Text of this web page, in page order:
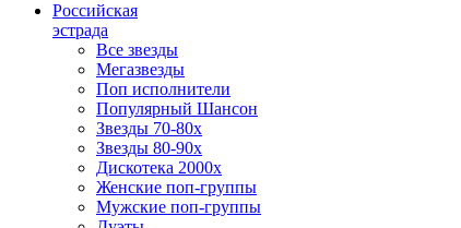
Российская
эстрада
Все звезды
Мегазвезды
Поп исполнители
Популярный Шансон
Звезды 70-80х
Звезды 80-90х
Дискотека 2000х
Женские поп-группы
Мужские поп-группы